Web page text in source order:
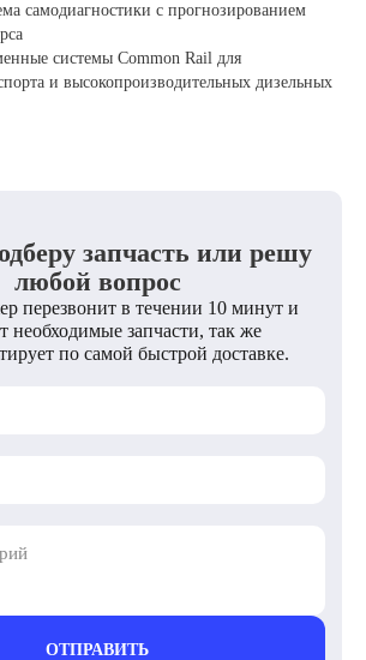
самодиагностики с прогнозированием
системы Common Rail для
и высокопроизводительных дизельных
запчасть или решу
любой вопрос
перезвонит в течении 10 минут и
необходимые запчасти, так же
по самой быстрой доставке.
ОТПРАВИТЬ